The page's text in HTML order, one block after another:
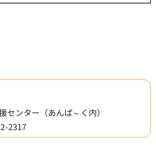
センター（あんぱ～く内）
2317